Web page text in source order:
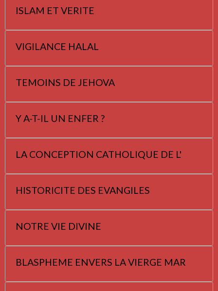
ISLAM ET VERITE
VIGILANCE HALAL
TEMOINS DE JEHOVA
Y A-T-IL UN ENFER ?
LA CONCEPTION CATHOLIQUE DE L'
HISTORICITE DES EVANGILES
NOTRE VIE DIVINE
BLASPHEME ENVERS LA VIERGE MAR